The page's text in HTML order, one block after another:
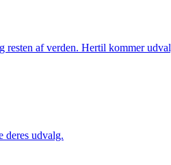
af verden. Hertil kommer
deres udvalg.